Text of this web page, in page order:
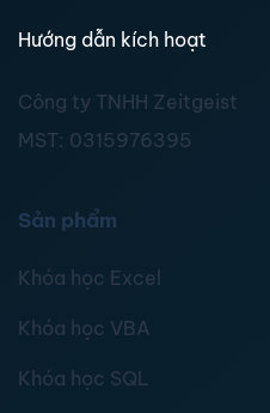
Hướng dẫn kích hoạt
Công ty TNHH Zeitgeist
MST: 0315976395
Sản phẩm
Khóa học Excel
Khóa học VBA
Khóa học SQL